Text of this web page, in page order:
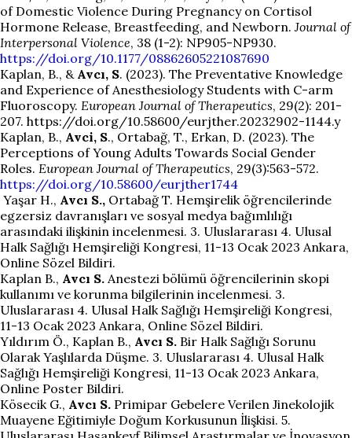
of Domestic Violence During Pregnancy on Cortisol
Hormone Release, Breastfeeding, and Newborn. Journal of
Interpersonal Violence, 38 (1-2): NP905-NP930.
https://doi.org/10.1177/08862605221087690
Kaplan, B., & Avcı, S. (2023). The Preventative Knowledge
and Experience of Anesthesiology Students with C-arm
Fluoroscopy. European Journal of Therapeutics, 29(2): 201-
207. https://doi.org/10.58600/eurjther.20232902-1144.y
Kaplan, B., Avci, S., Ortabağ, T., Erkan, D. (2023). The
Perceptions of Young Adults Towards Social Gender
Roles. European Journal of Therapeutics, 29(3):563-572.
https://doi.org/10.58600/eurjther1744
Yaşar H., Avcı S., Ortabağ T. Hemşirelik öğrencilerinde
egzersiz davranışları ve sosyal medya bağımlılığı
arasındaki ilişkinin incelenmesi. 3. Uluslararası 4. Ulusal
Halk Sağlığı Hemşireliği Kongresi, 11-13 Ocak 2023 Ankara,
Online Sözel Bildiri.
Kaplan B., Avcı S. Anestezi bölümü öğrencilerinin skopi
kullanımı ve korunma bilgilerinin incelenmesi. 3.
Uluslararası 4. Ulusal Halk Sağlığı Hemşireliği Kongresi,
11-13 Ocak 2023 Ankara, Online Sözel Bildiri.
Yıldırım Ö., Kaplan B., Avcı S. Bir Halk Sağlığı Sorunu
Olarak Yaşlılarda Düşme. 3. Uluslararası 4. Ulusal Halk
Sağlığı Hemşireliği Kongresi, 11-13 Ocak 2023 Ankara,
Online Poster Bildiri.
Kösecik G., Avcı S. Primipar Gebelere Verilen Jinekolojik
Muayene Eğitimiyle Doğum Korkusunun İlişkisi. 5.